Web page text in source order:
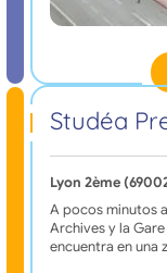
Studéa
Lyon 2ème
A pocos minutos
Archives y la
encuentra en una